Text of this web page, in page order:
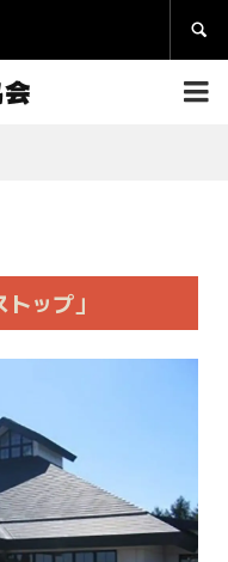


ップ」